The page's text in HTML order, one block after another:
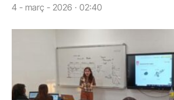
4 - març - 2026 · 02:40